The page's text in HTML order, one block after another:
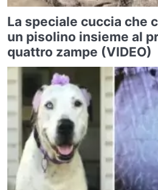
La speciale cuccia che
un pisolino insieme al
quattro zampe (VIDEO)